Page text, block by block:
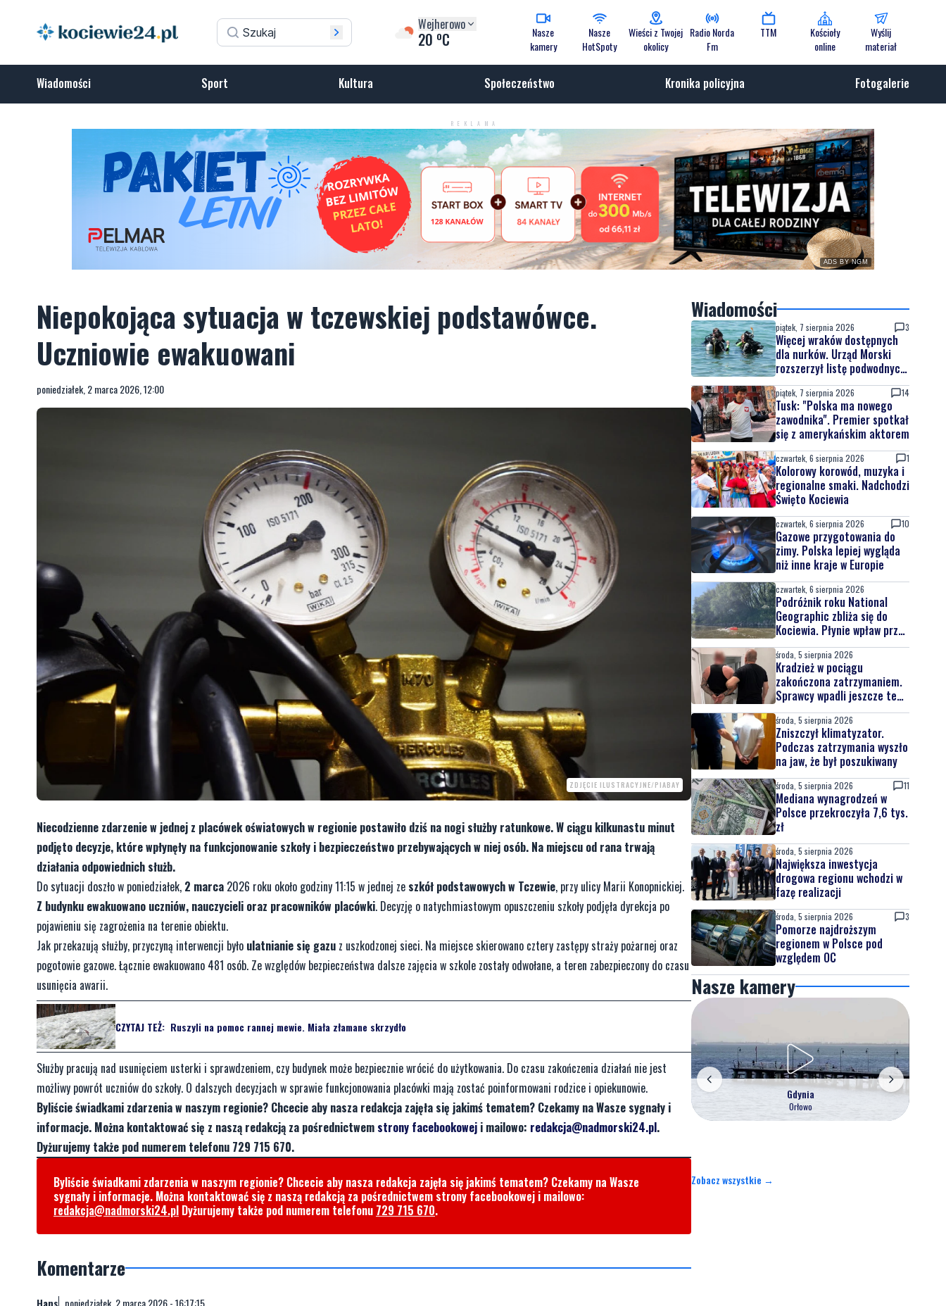
Wejherowo
20 oC
Nasze
kamery
Nasze
HotSpoty
Wieści z Twojej
okolicy
Radio Norda
Fm
TTM
Kościoły
online
Wyślij
materiał
Wiadomości Sport Kultura Społeczeństwo Kronika policyjna Fotogalerie
REKLAMA
ADS BY NGM
Niepokojąca sytuacja w tczewskiej podstawówce.
Uczniowie ewakuowani
poniedziałek, 2 marca 2026, 12:00
ZDJĘCIE ILUSTRACYJNE/PIABAY
Niecodzienne zdarzenie w jednej z placówek oświatowych w regionie postawiło dziś na nogi służby ratunkowe. W ciągu kilkunastu minut
podjęto decyzje, które wpłynęły na funkcjonowanie szkoły i bezpieczeństwo przebywających w niej osób. Na miejscu od rana trwają
działania odpowiednich służb.
Do sytuacji doszło w poniedziałek, 2 marca 2026 roku około godziny 11:15 w jednej ze szkół podstawowych w Tczewie, przy ulicy Marii Konopnickiej.
Z budynku ewakuowano uczniów, nauczycieli oraz pracowników placówki. Decyzję o natychmiastowym opuszczeniu szkoły podjęła dyrekcja po
pojawieniu się zagrożenia na terenie obiektu.
Jak przekazują służby, przyczyną interwencji było ulatnianie się gazu z uszkodzonej sieci. Na miejsce skierowano cztery zastępy straży pożarnej oraz
pogotowie gazowe. Łącznie ewakuowano 481 osób. Ze względów bezpieczeństwa dalsze zajęcia w szkole zostały odwołane, a teren zabezpieczony do czasu
usunięcia awarii.
CZYTAJ TEŻ: Ruszyli na pomoc rannej mewie. Miała złamane skrzydło
Służby pracują nad usunięciem usterki i sprawdzeniem, czy budynek może bezpiecznie wrócić do użytkowania. Do czasu zakończenia działań nie jest
możliwy powrót uczniów do szkoły. O dalszych decyzjach w sprawie funkcjonowania placówki mają zostać poinformowani rodzice i opiekunowie.
Byliście świadkami zdarzenia w naszym regionie? Chcecie aby nasza redakcja zajęła się jakimś tematem? Czekamy na Wasze sygnały i
informacje. Można kontaktować się z naszą redakcją za pośrednictwem strony facebookowej i mailowo: redakcja@nadmorski24.pl.
Dyżurujemy także pod numerem telefonu 729 715 670.
Byliście świadkami zdarzenia w naszym regionie? Chcecie aby nasza redakcja zajęła się jakimś tematem? Czekamy na Wasze
sygnały i informacje. Można kontaktować się z naszą redakcją za pośrednictwem strony facebookowej i mailowo:
redakcja@nadmorski24.pl Dyżurujemy także pod numerem telefonu 729 715 670.
Komentarze
Wiadomości
piątek, 7 sierpnia 2026 3
Więcej wraków dostępnych
dla nurków. Urząd Morski
rozszerzył listę podwodnych
atrakcji
piątek, 7 sierpnia 2026 14
Tusk: "Polska ma nowego
zawodnika". Premier spotkał
się z amerykańskim aktorem
czwartek, 6 sierpnia 2026 1
Kolorowy korowód, muzyka i
regionalne smaki. Nadchodzi
Święto Kociewia
czwartek, 6 sierpnia 2026 10
Gazowe przygotowania do
zimy. Polska lepiej wygląda
niż inne kraje w Europie
czwartek, 6 sierpnia 2026
Podróżnik roku National
Geographic zbliża się do
Kociewia. Płynie wpław przez
całą Wisłę
środa, 5 sierpnia 2026
Kradzież w pociągu
zakończona zatrzymaniem.
Sprawcy wpadli jeszcze tego
samego dnia
środa, 5 sierpnia 2026
Zniszczył klimatyzator.
Podczas zatrzymania wyszło
na jaw, że był poszukiwany
środa, 5 sierpnia 2026 11
Mediana wynagrodzeń w
Polsce przekroczyła 7,6 tys.
zł
środa, 5 sierpnia 2026
Największa inwestycja
drogowa regionu wchodzi w
fazę realizacji
środa, 5 sierpnia 2026 3
Pomorze najdroższym
regionem w Polsce pod
względem OC
Nasze kamery
Gdynia
Orłowo
Zobacz wszystkie →